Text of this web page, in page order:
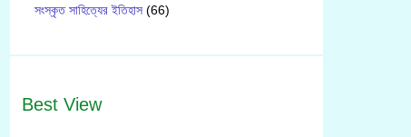
সংস্কৃত সাহিত্যের ইতিহাস (66)
Best View